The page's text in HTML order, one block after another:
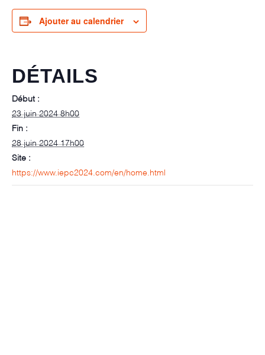
Ajouter au calendrier
DÉTAILS
Début :
23 juin 2024 8h00
Fin :
28 juin 2024 17h00
Site :
https://www.iepc2024.com/en/home.html